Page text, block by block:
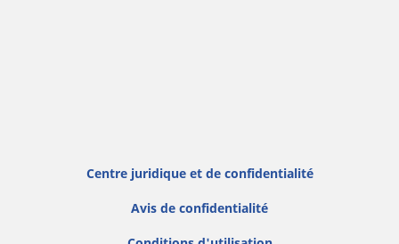
Centre juridique et de confidentialité
Avis de confidentialité